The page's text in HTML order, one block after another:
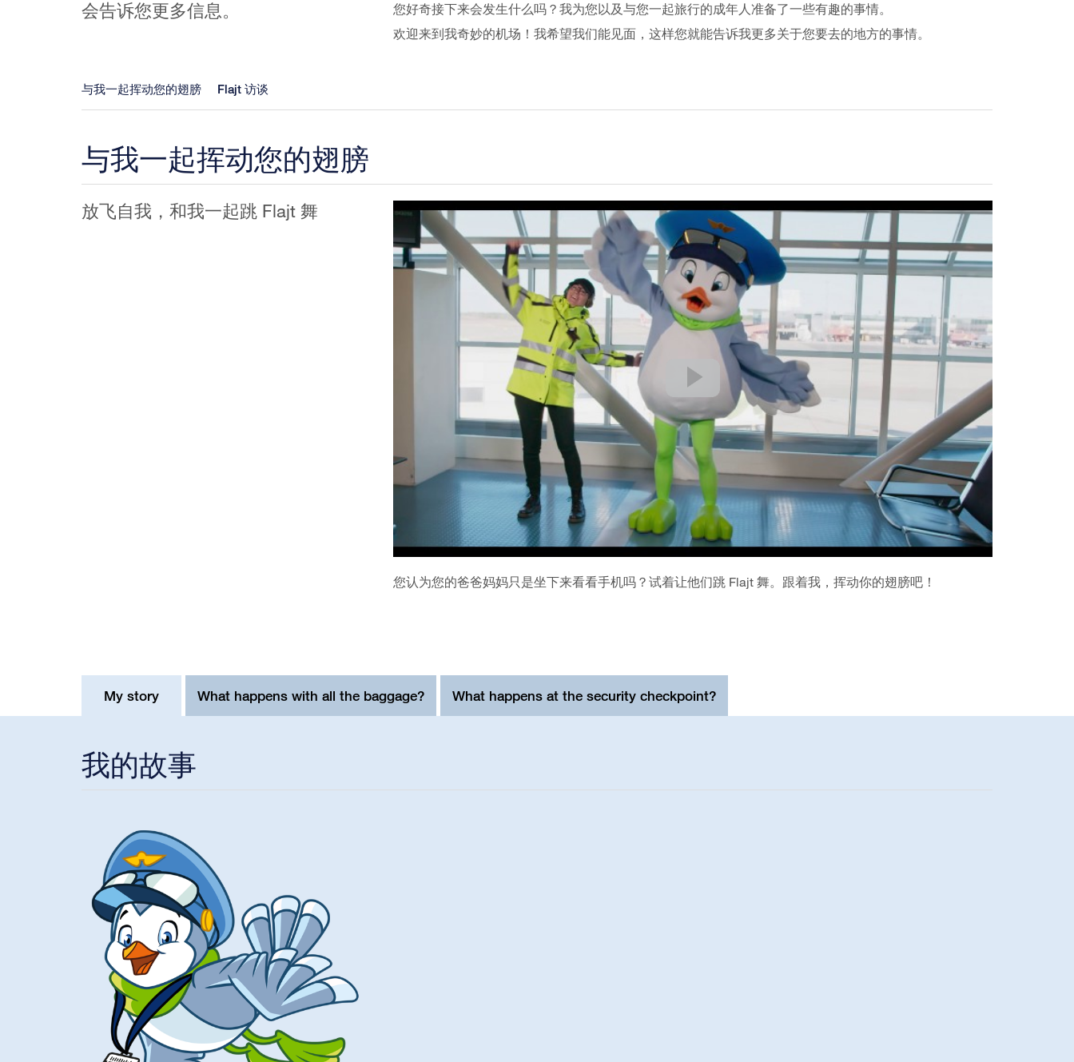
会告诉您更多信息。
您好奇接下来会发生什么吗？我为您以及与您一起旅行的成年人准备了一些有趣的事情。
欢迎来到我奇妙的机场！我希望我们能见面，这样您就能告诉我更多关于您要去的地方的事情。
与我一起挥动您的翅膀 Flajt 访谈
与我一起挥动您的翅膀
放飞自我，和我一起跳 Flajt 舞
您认为您的爸爸妈妈只是坐下来看看手机吗？试着让他们跳 Flajt 舞。跟着我，挥动你的翅膀吧！
My story What happens with all the baggage? What happens at the security checkpoint?
我的故事